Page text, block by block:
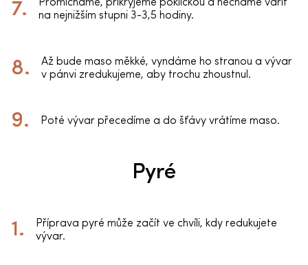
Promícháme, přikryjeme pokličkou a necháme vařit
na nejnižším stupni 3-3,5 hodiny.
Až bude maso měkké, vyndáme ho stranou a vývar
v pánvi zredukujeme, aby trochu zhoustnul.
Poté vývar přecedíme a do šťávy vrátíme maso.
Pyré
Příprava pyré může začít ve chvíli, kdy redukujete
vývar.